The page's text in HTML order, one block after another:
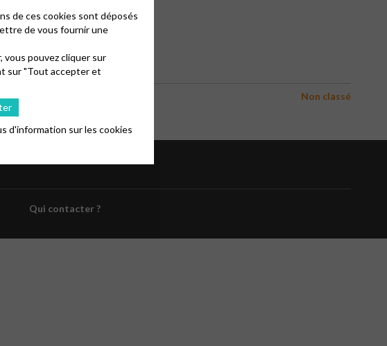
Non classé
Qui contacter ?
de ces cookies sont déposés
de vous fournir une
vous pouvez cliquer sur
sur "Tout accepter et
d'information sur les cookies